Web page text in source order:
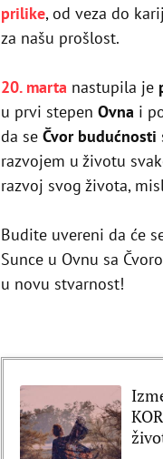
prilike, od veza do
za našu prošlost.
20. marta nastupila je
u prvi stepen Ovna i
da se Čvor budućnosti
razvojem u životu
razvoj svog života,
Budite uvereni da će
Sunce u Ovnu sa
u novu stvarnost!